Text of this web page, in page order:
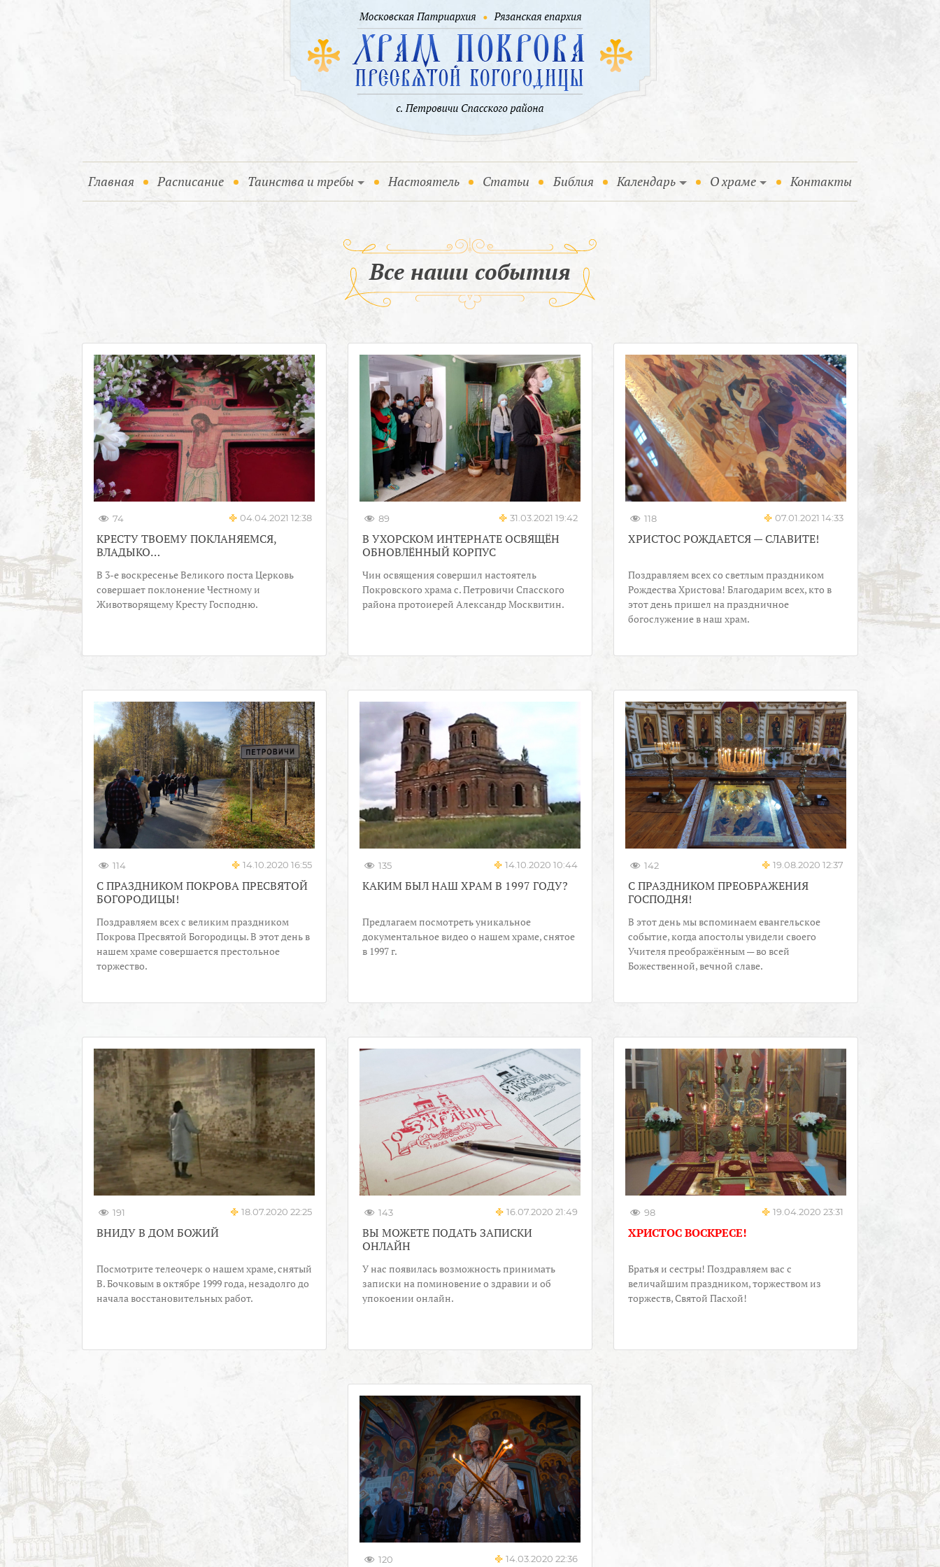
Главная (current)
Расписание Таинства и требы Настоятель Статьи Библия Календарь О храме Контакты
Все наши события
74 04.04.2021 12:38
КРЕСТУ ТВОЕМУ ПОКЛАНЯЕМСЯ,
ВЛАДЫКО…
В 3-е воскресенье Великого поста Церковь
совершает поклонение Честному и
Животворящему Кресту Господню.
89 31.03.2021 19:42
В УХОРСКОМ ИНТЕРНАТЕ ОСВЯЩЁН
ОБНОВЛЁННЫЙ КОРПУС
Чин освящения совершил настоятель
Покровского храма с. Петровичи Спасского
района протоиерей Александр Москвитин.
118 07.01.2021 14:33
ХРИСТОС РОЖДАЕТСЯ — СЛАВИТЕ!
Поздравляем всех со светлым праздником
Рождества Христова! Благодарим всех, кто в
этот день пришел на праздничное
богослужение в наш храм.
114 14.10.2020 16:55
С ПРАЗДНИКОМ ПОКРОВА ПРЕСВЯТОЙ
БОГОРОДИЦЫ!
Поздравляем всех с великим праздником
Покрова Пресвятой Богородицы. В этот день в
нашем храме совершается престольное
торжество.
135 14.10.2020 10:44
КАКИМ БЫЛ НАШ ХРАМ В 1997 ГОДУ?
Предлагаем посмотреть уникальное
документальное видео о нашем храме, снятое
в 1997 г.
142 19.08.2020 12:37
С ПРАЗДНИКОМ ПРЕОБРАЖЕНИЯ
ГОСПОДНЯ!
В этот день мы вспоминаем евангельское
событие, когда апостолы увидели своего
Учителя преображённым — во всей
Божественной, вечной славе.
191 18.07.2020 22:25
ВНИДУ В ДОМ БОЖИЙ
Посмотрите телеочерк о нашем храме, снятый
В. Бочковым в октябре 1999 года, незадолго до
начала восстановительных работ.
143 16.07.2020 21:49
ВЫ МОЖЕТЕ ПОДАТЬ ЗАПИСКИ
ОНЛАЙН
У нас появилась возможность принимать
записки на поминовение о здравии и об
упокоении онлайн.
98 19.04.2020 23:31
ХРИСТОС ВОСКРЕСЕ!
Братья и сестры! Поздравляем вас с
величайшим праздником, торжеством из
торжеств, Святой Пасхой!
120 14.03.2020 22:36